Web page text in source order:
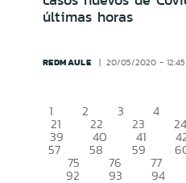
últimas horas
REDMAULE 20/05/2020 - 12:45
1 2 3 4
21 22 23 24
39 40 41
57 58 59
75 76 77
92 93 94